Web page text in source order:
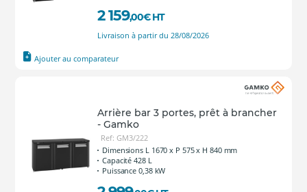
2 159,00€ HT
Livraison à partir du 28/08/2026
Ajouter au comparateur
Arrière bar 3 portes, prêt à brancher
- Gamko
Ref: GM3/222
Dimensions L 1670 x P 575 x H 840 mm
Capacité 428 L
Puissance 0,38 kW